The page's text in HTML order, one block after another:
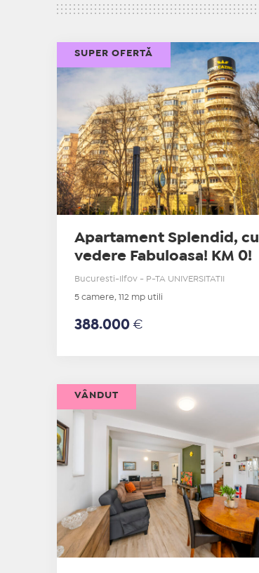
Apartament Splendid, cu
vedere Fabuloasa! KM 0!
Bucuresti-Ilfov - P-TA UNIVERSITATII
5 camere, 112 mp utili
388.000 €
SUPER OFERTĂ
VÂNDUT